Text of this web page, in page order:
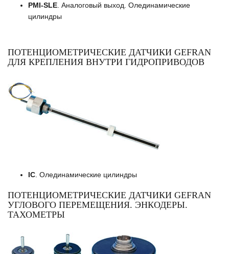
PMI-SLE . Аналоговый выход. Олединамические
цилиндры
ПОТЕНЦИОМЕТРИЧЕСКИЕ ДАТЧИКИ GEFRAN
ДЛЯ КРЕПЛЕНИЯ ВНУТРИ ГИДРОПРИВОДОВ
IC . Олединамические цилиндры
ПОТЕНЦИОМЕТРИЧЕСКИЕ ДАТЧИКИ GEFRAN
УГЛОВОГО ПЕРЕМЕЩЕНИЯ. ЭНКОДЕРЫ.
ТАХОМЕТРЫ